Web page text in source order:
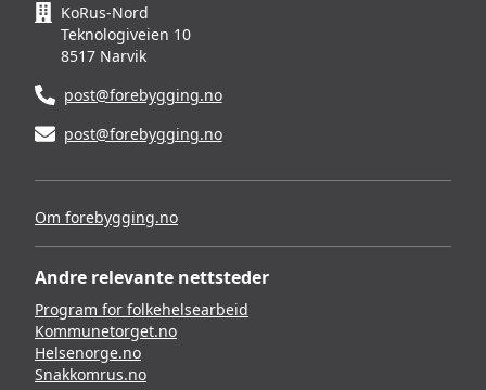
KoRus-Nord
Teknologiveien 10
8517 Narvik
post@forebygging.no
post@forebygging.no
Om forebygging.no
Andre relevante nettsteder
Program for folkehelsearbeid
Kommunetorget.no
Helsenorge.no
Snakkomrus.no